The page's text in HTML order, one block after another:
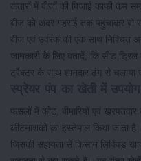
कतारों में बीजों की बिजाई काफी
बीज को अंदर गहराई तक पहुंचाकर
बीज एवं उर्वरक की एक साथ निश्चित
जानकारी के लिए बतादें, कि सीड
ट्रैक्टर के साथ शानदार ढ़ंग से चलाया
फसलों में कीट, बीमारियों एवं
कीटनाशकों का इस्तेमाल किया जाता
जिसकी सहायता से किसान लिक्विड